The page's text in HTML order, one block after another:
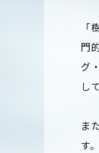
門
グ
し
ま
す。